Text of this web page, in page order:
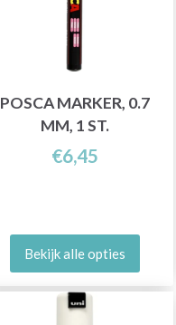
POSCA MARKER, 0.7
MM, 1 ST.
€6,45
Bekijk alle opties